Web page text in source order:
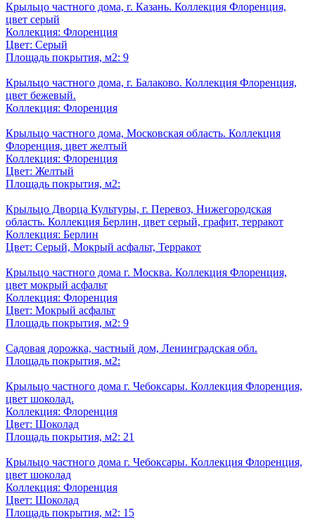
Крыльцо частного дома, г. Казань. Коллекция Флоренция,
цвет серый
Коллекция: Флоренция
Цвет: Серый
Площадь покрытия, м2: 9
Крыльцо частного дома, г. Балаково. Коллекция Флоренция,
цвет бежевый.
Коллекция: Флоренция
Крыльцо частного дома, Московская область. Коллекция
Флоренция, цвет желтый
Коллекция: Флоренция
Цвет: Желтый
Площадь покрытия, м2:
Крыльцо Дворца Культуры, г. Перевоз, Нижегородская
область. Коллекция Берлин, цвет серый, графит, терракот
Коллекция: Берлин
Цвет: Серый, Мокрый асфальт, Терракот
Крыльцо частного дома г. Москва. Коллекция Флоренция,
цвет мокрый асфальт
Коллекция: Флоренция
Цвет: Мокрый асфальт
Площадь покрытия, м2: 9
Садовая дорожка, частный дом, Ленинградская обл.
Площадь покрытия, м2:
Крыльцо частного дома г. Чебоксары. Коллекция Флоренция,
цвет шоколад.
Коллекция: Флоренция
Цвет: Шоколад
Площадь покрытия, м2: 21
Крыльцо частного дома г. Чебоксары. Коллекция Флоренция,
цвет шоколад
Коллекция: Флоренция
Цвет: Шоколад
Площадь покрытия, м2: 15